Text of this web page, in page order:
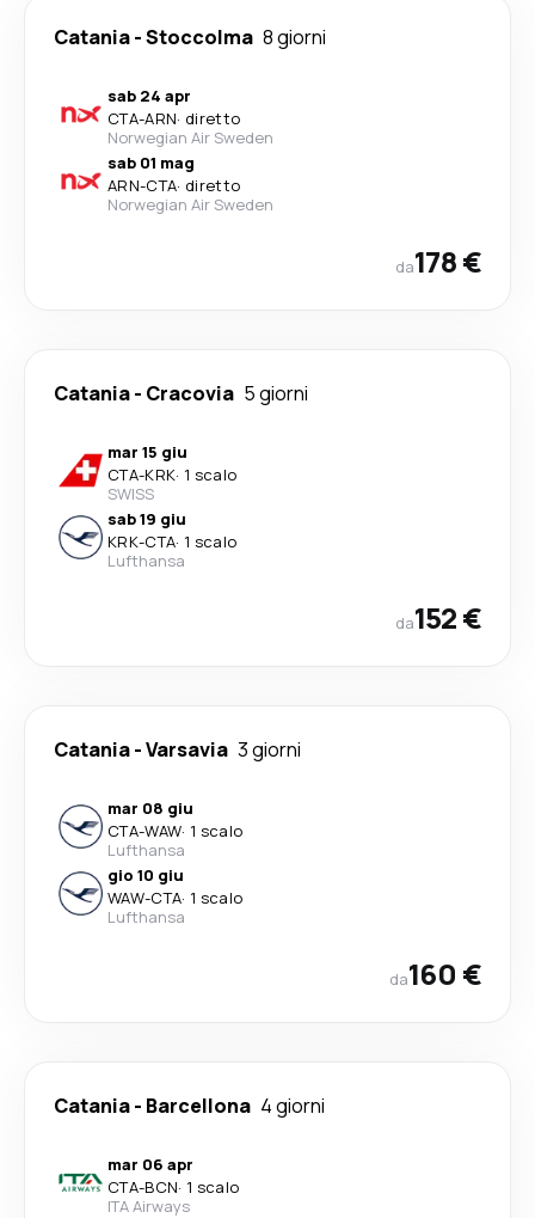
Catania-Stoccolma 8 giorni
sab 24 apr
CTA-ARN· diretto
Norwegian Air Sweden
sab 01 mag
ARN-CTA· diretto
Norwegian Air Sweden
da178 €
Catania- Cracovia 5 giorni
mar 15 giu
CTA-KRK· 1 scalo
SWISS
sab 19 giu
KRK-CTA· 1 scalo
Lufthansa
da152 €
Catania-Varsavia 3 giorni
mar 08 giu
CTA-WAW· 1 scalo
Lufthansa
gio 10 giu
WAW-CTA· 1 scalo
Lufthansa
da160 €
Catania- Barcellona 4 giorni
mar 06 apr
CTA-BCN· 1 scalo
ITA Airways